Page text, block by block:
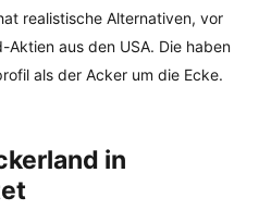
realistische Alternativen, vor
aus den USA. Die haben
als der Acker um die Ecke.
in